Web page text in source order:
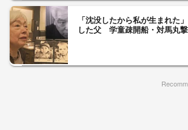
「沈没したから私が生まれた
した父 学童疎開船・対馬丸